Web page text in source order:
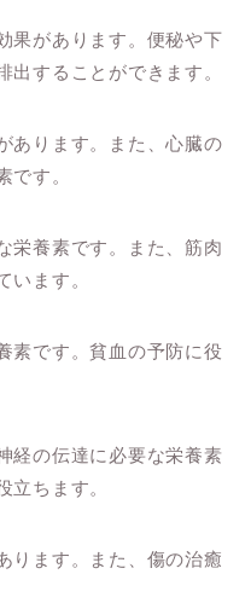
果があります。便秘や下
することができます。
あります。また、心臓の
です。
栄養素です。また、筋肉
います。
素です。貧血の予防に役
経の伝達に必要な栄養素
立ちます。
ります。また、傷の治癒